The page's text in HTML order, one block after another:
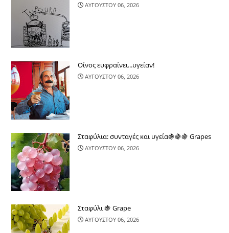
ΑΥΓΟΥΣΤΟΥ 06, 2026
Οίνος ευφραίνει...υγείαν!
ΑΥΓΟΥΣΤΟΥ 06, 2026
Σταφύλια: συνταγές και υγεία🍇🍇🍇 Grapes
ΑΥΓΟΥΣΤΟΥ 06, 2026
Σταφύλι 🍇 Grape
ΑΥΓΟΥΣΤΟΥ 06, 2026